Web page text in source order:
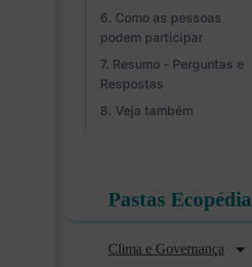
Como as pessoas
podem participar
Resumo - Perguntas e
Respostas
Veja também
Pastas Ecopédia
Clima e Governança